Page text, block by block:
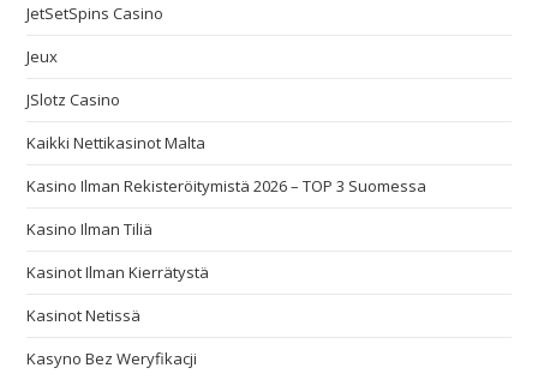
JetSetSpins Casino
Jeux
JSlotz Casino
Kaikki Nettikasinot Malta
Kasino Ilman Rekisteröitymistä 2026 – TOP 3 Suomessa
Kasino Ilman Tiliä
Kasinot Ilman Kierrätystä
Kasinot Netissä
Kasyno Bez Weryfikacji